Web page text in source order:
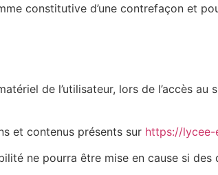
constitutive d’une contrefaçon et
de l’utilisateur, lors de l’accès au
et contenus présents sur https://lycee-
ne pourra être mise en cause si des